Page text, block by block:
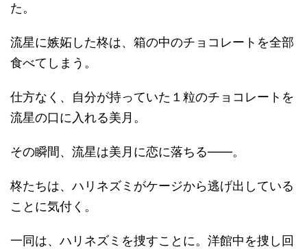
た。
流星に嫉妬した柊は、箱の中のチョコレートを全部
食べてしまう。
仕方なく、自分が持っていた１粒のチョコレートを
流星の口に入れる美月。
その瞬間、流星は美月に恋に落ちる――。
柊たちは、ハリネズミがケージから逃げ出している
ことに気付く。
一同は、ハリネズミを捜すことに。洋館中を捜し回